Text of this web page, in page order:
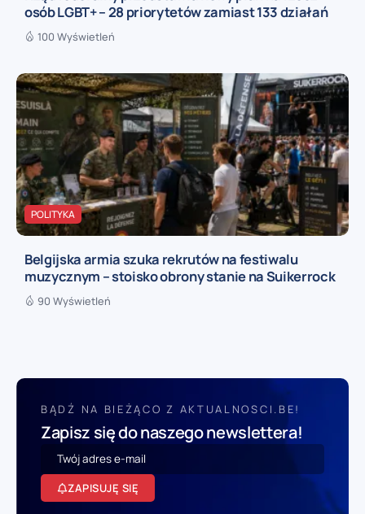
osób LGBT+ – 28 priorytetów zamiast 133 działań
100 Wyświetleń
POLITYKA
Belgijska armia szuka rekrutów na festiwalu
muzycznym – stoisko obrony stanie na Suikerrock
90 Wyświetleń
BĄDŹ NA BIEŻĄCO Z AKTUALNOSCI.BE!
Zapisz się do naszego newslettera!
ZAPISUJĘ SIĘ